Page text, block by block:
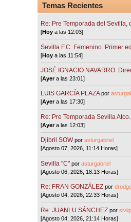
Temas Recientes
Re: Pre Temporada del Sevilla,
[Hoy a las 12:03]
Sevilla F.C. Femenino. Primer
[Hoy a las 11:54]
JOSÉ IGNACIO NAVARRO.
[Ayera las 23:01]
LUIS GARCÍA PLAZA por
[Ayera las 17:30]
Re: Pre Temporada Sevilla
[Ayera las 12:03]
Djibril SOW porasturgabriel
[Agosto 07, 2026, 11:14 Horas]
Sevilla "C"porasturgabriel
[Agosto 06, 2026, 18:13 Horas]
Re: FRAN GONZÁLEZ por
[Agosto 04, 2026, 22:33 Horas]
Re: JUANLU SÁNCHEZ por
[Agosto 04, 2026, 21:14 Horas]